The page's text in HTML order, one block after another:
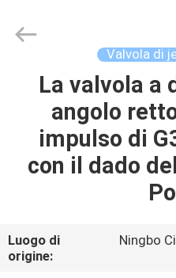
CASA
PRODOTTI
CIRCA
NOI
FENGHUA
FLUID
Valvola di
La valvola a
angolo
impulso di
con il dado
Luogo di
origine:
Ningbo